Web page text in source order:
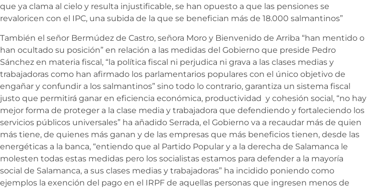
que ya clama al cielo y resulta injustificable, se han opuesto a que las pensiones se
revaloricen con el IPC, una subida de la que se benefician más de 18.000 salmantinos”
También el señor Bermúdez de Castro, señora Moro y Bienvenido de Arriba “han mentido o
han ocultado su posición” en relación a las medidas del Gobierno que preside Pedro
Sánchez en materia fiscal, “la política fiscal ni perjudica ni grava a las clases medias y
trabajadoras como han afirmado los parlamentarios populares con el único objetivo de
engañar y confundir a los salmantinos” sino todo lo contrario, garantiza un sistema fiscal
justo que permitirá ganar en eficiencia económica, productividad y cohesión social, “no hay
mejor forma de proteger a la clase media y trabajadora que defendiendo y fortaleciendo los
servicios públicos universales” ha añadido Serrada, el Gobierno va a recaudar más de quien
más tiene, de quienes más ganan y de las empresas que más beneficios tienen, desde las
energéticas a la banca, “entiendo que al Partido Popular y a la derecha de Salamanca le
molesten todas estas medidas pero los socialistas estamos para defender a la mayoría
social de Salamanca, a sus clases medias y trabajadoras” ha incidido poniendo como
ejemplos la exención del pago en el IRPF de aquellas personas que ingresen menos de